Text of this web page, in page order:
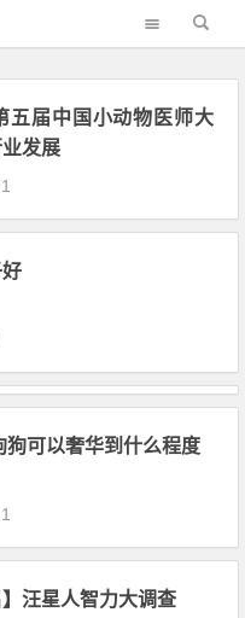
五届中国小动物医师大
发展
狗可以奢华到什么程度
】汪星人智力大调查